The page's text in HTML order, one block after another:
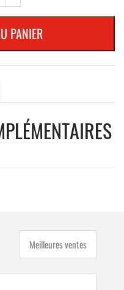
PANIER
Meilleures ventes